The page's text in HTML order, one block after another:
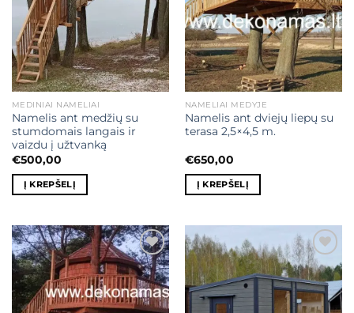
MEDINIAI NAMELIAI
Namelis ant medžių su
stumdomais langais ir
vaizdu į užtvanką
€500,00
Į KREPŠELĮ
NAMELIAI MEDYJE
Namelis ant dviejų liepų su
terasa 2,5×4,5 m.
€650,00
Į KREPŠELĮ
Mėgstamiausias Mėgstamiausias